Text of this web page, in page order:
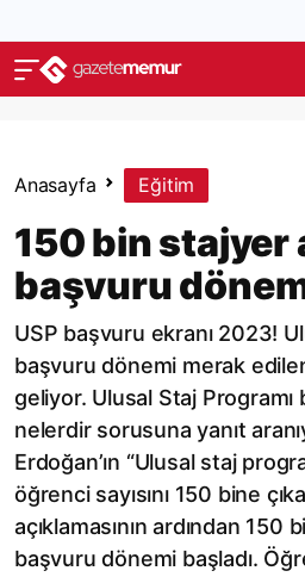
Anasayfa Eğitim
150 bin stajyer
başvuru
USP başvuru ekranı 2023!
başvuru dönemi merak
geliyor. Ulusal Staj Programı
nelerdir sorusuna yanıt
Erdoğan’ın “Ulusal staj
öğrenci sayısını 150 bine
açıklamasının ardından 150
başvuru dönemi başladı.